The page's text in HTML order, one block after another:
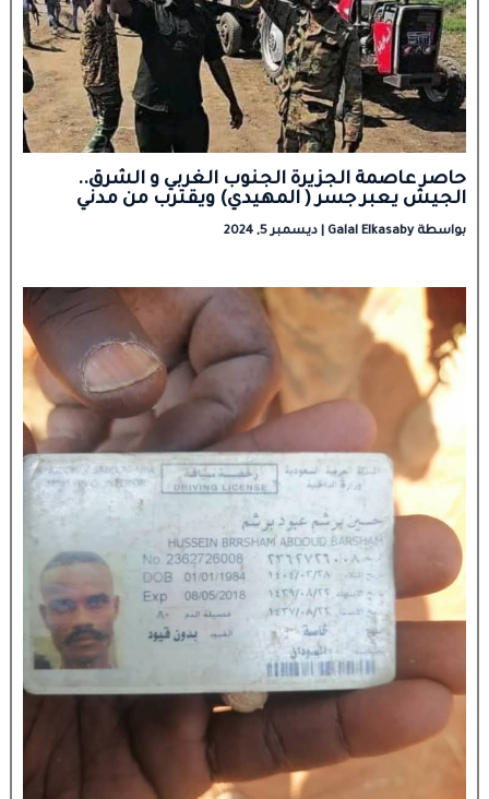
حاصر عاصمة الجزيرة الجنوب الغربي و الشرق..
الجيش يعبر جسر ( المهيدي) ويقترب من مدني
بواسطة Galal Elkasaby ديسمبر 5, 2024